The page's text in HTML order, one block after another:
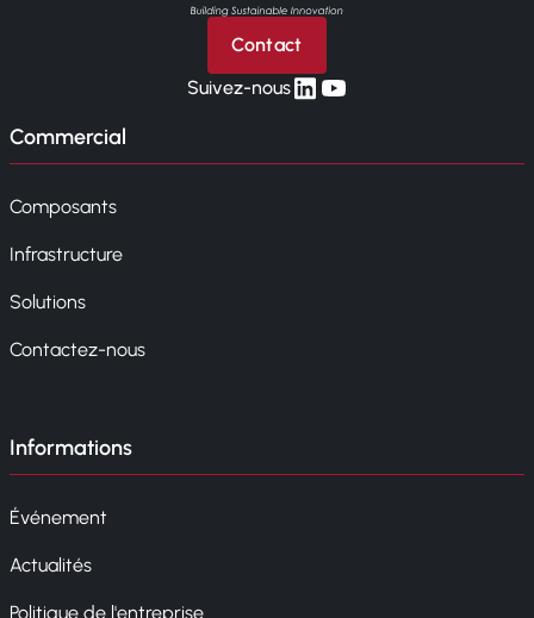
Contact
Suivez-nouslinkedin
yt
Commercial
Composants
Infrastructure
Solutions
Contactez-nous
Informations
Événement
Actualités
Politique de l'entreprise